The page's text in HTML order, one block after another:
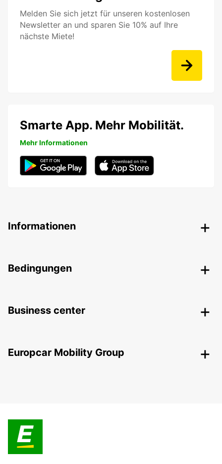
Melden Sie sich jetzt für unseren kostenlosen
Newsletter an und sparen Sie 10% auf Ihre
nächste Miete!
Smarte App. Mehr Mobilität.
Mehr Informationen
Informationen
Bedingungen
Business center
Europcar Mobility Group